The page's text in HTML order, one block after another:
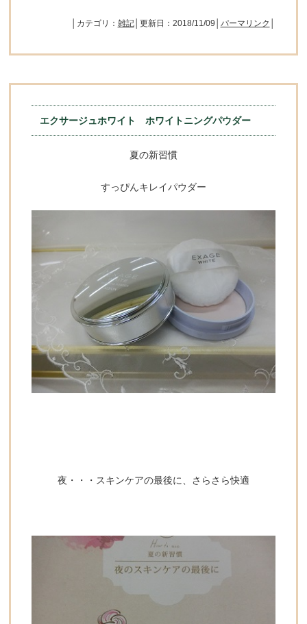
│カテゴリ： 雑記│更新日：2018/11/09│ パーマリンク
エクサージュホワイト ホワイトニングパウダー
夏の新習慣
すっぴんキレイパウダー
夜・・・スキンケアの最後に、さらさら快適